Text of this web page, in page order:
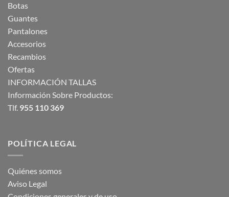
Botas
Guantes
Pantalones
Accesorios
Recambios
Ofertas
INFORMACIÓN TALLAS
Información Sobre Productos:
Tlf. 955 110 369
POLÍTICA LEGAL
Quiénes somos
Aviso Legal